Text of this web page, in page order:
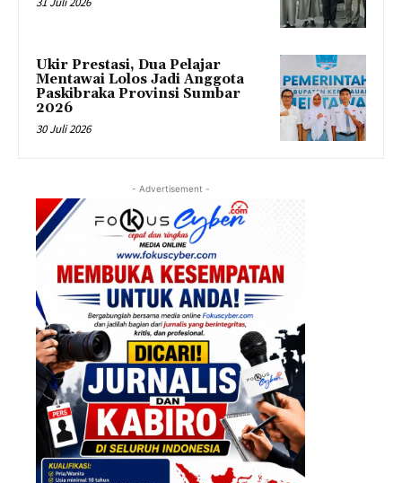
Ukir Prestasi, Dua Pelajar
Mentawai Lolos Jadi Anggota
Paskibraka Provinsi Sumbar
2026
30 Juli 2026
- Advertisement -